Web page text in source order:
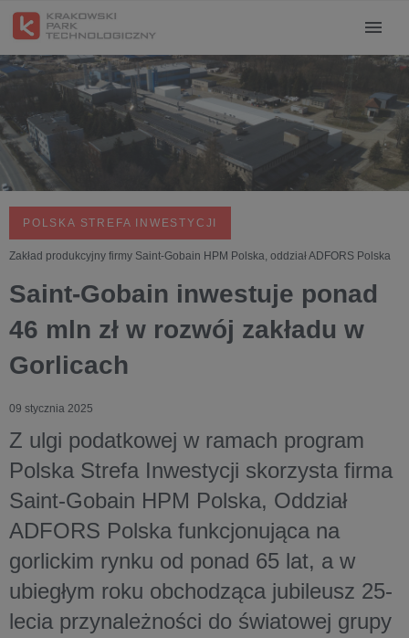
POLSKA STREFA INWESTYCJI
Zakład produkcyjny firmy Saint-Gobain HPM Polska, oddział ADFORS Polska
Saint-Gobain inwestuje ponad
46 mln zł w rozwój zakładu w
Gorlicach
09 stycznia 2025
Z ulgi podatkowej w ramach program
Polska Strefa Inwestycji skorzysta firma
Saint-Gobain HPM Polska, Oddział
ADFORS Polska funkcjonująca na
gorlickim rynku od ponad 65 lat, a w
ubiegłym roku obchodząca jubileusz 25-
lecia przynależności do światowej grupy